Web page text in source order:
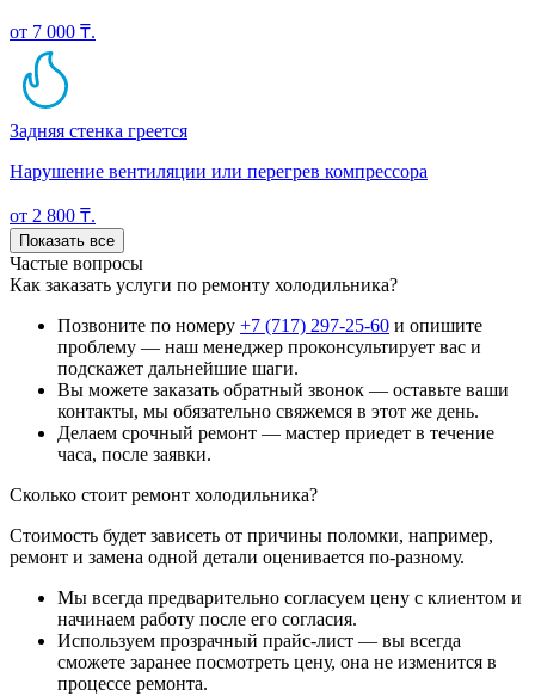
от 7 000 ₸.
Задняя стенка греется
Нарушение вентиляции или перегрев компрессора
от 2 800 ₸.
Показать все
Частые вопросы
Как заказать услуги по ремонту холодильника?
Позвоните по номеру +7 (717) 297-25-60 и опишите
проблему — наш менеджер проконсультирует вас и
подскажет дальнейшие шаги.
Вы можете заказать обратный звонок — оставьте ваши
контакты, мы обязательно свяжемся в этот же день.
Делаем срочный ремонт — мастер приедет в течение
часа, после заявки.
Сколько стоит ремонт холодильника?
Стоимость будет зависеть от причины поломки, например,
ремонт и замена одной детали оценивается по-разному.
Мы всегда предварительно согласуем цену с клиентом и
начинаем работу после его согласия.
Используем прозрачный прайс-лист — вы всегда
сможете заранее посмотреть цену, она не изменится в
процессе ремонта.